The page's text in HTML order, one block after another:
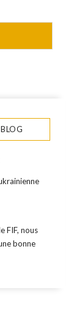
FIF, nous
bonne